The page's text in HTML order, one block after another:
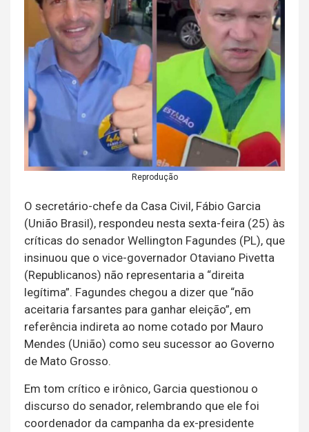
Reprodução
O secretário-chefe da Casa Civil, Fábio Garcia
(União Brasil), respondeu nesta sexta-feira (25) às
críticas do senador Wellington Fagundes (PL), que
insinuou que o vice-governador Otaviano Pivetta
(Republicanos) não representaria a “direita
legítima”. Fagundes chegou a dizer que “não
aceitaria farsantes para ganhar eleição”, em
referência indireta ao nome cotado por Mauro
Mendes (União) como seu sucessor ao Governo
de Mato Grosso.
Em tom crítico e irônico, Garcia questionou o
discurso do senador, relembrando que ele foi
coordenador da campanha da ex-presidente